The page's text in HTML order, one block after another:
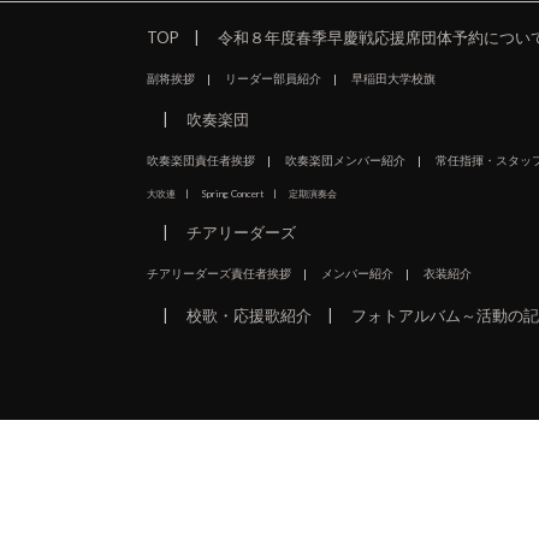
TOP 令和８年度春季早慶戦応援席団体予約につい
副将挨拶 リーダー部員紹介 早稲田大学校旗
吹奏楽団
吹奏楽団責任者挨拶 吹奏楽団メンバー紹介 常任指揮・スタッ
大吹連 Spring Concert 定期演奏会
チアリーダーズ
チアリーダーズ責任者挨拶 メンバー紹介 衣装紹介
校歌・応援歌紹介 フォトアルバム～活動の